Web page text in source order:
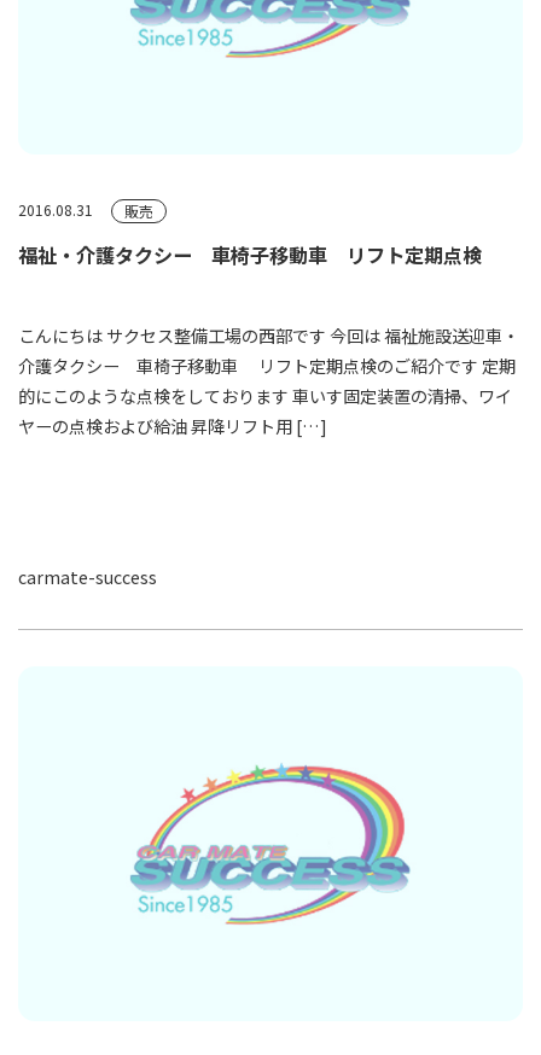
2016.08.31 販売
福祉・介護タクシー 車椅子移動車 リフト定期点検
こんにちは サクセス整備工場の西部です 今回は 福祉施設送迎車・
介護タクシー 車椅子移動車 リフト定期点検のご紹介です 定期
的にこのような点検をしております 車いす固定装置の清掃、ワイ
ヤーの点検および給油 昇降リフト用 […]
carmate-success